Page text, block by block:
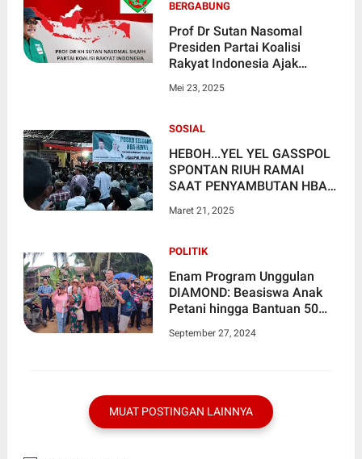
BERGABUNG
Prof Dr Sutan Nasomal
Presiden Partai Koalisi
Rakyat Indonesia Ajak
Mei 23, 2025
SOSIAL
HEBOH...YEL YEL GASSPOL
SPONTAN RIUH RAMAI
SAAT PENYAMBUTAN HBA
MASYARAKAT PAIKER
Maret 21, 2025
POLITIK
Enam Program Unggulan
DIAMOND: Beasiswa Anak
Petani hingga Bantuan 50
September 27, 2024
MUAT POSTINGAN LAINNYA